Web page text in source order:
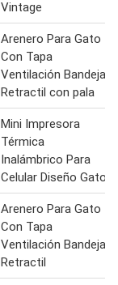
Vintage
Arenero Para Gato
Con Tapa
Ventilación Bandeja
Retractil con pala
Mini Impresora
Térmica
Inalámbrico Para
Celular Diseño Gato
Arenero Para Gato
Con Tapa
Ventilación Bandeja
Retractil